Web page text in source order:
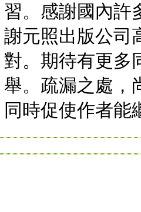
習。感謝國內許
謝元照出版公司
對。期待有更多
舉。疏漏之處，
同時促使作者能